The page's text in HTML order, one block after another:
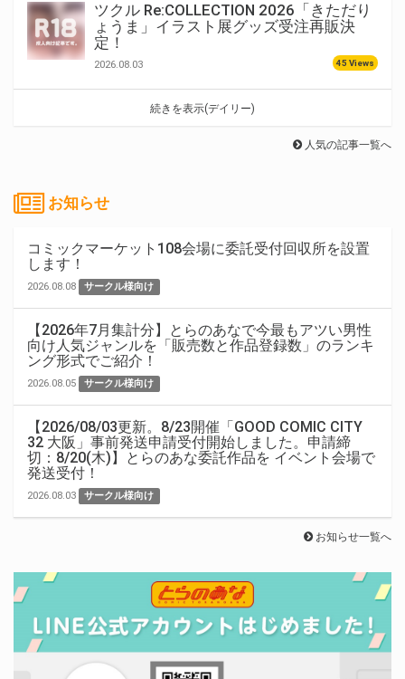
ツクル Re:COLLECTION 2026「きただり
ょうま」イラスト展グッズ受注再販決
定！
2026.08.03 45 Views
続きを表示(デイリー)
人気の記事一覧へ
お知らせ
コミックマーケット108会場に委託受付回収所を設置
します！
2026.08.08 サークル様向け
【2026年7月集計分】とらのあなで今最もアツい男性
向け人気ジャンルを「販売数と作品登録数」のランキ
ング形式でご紹介！
2026.08.05 サークル様向け
【2026/08/03更新。8/23開催「GOOD COMIC CITY
32 大阪」事前発送申請受付開始しました。申請締
切：8/20(木)】とらのあな委託作品を イベント会場で
発送受付！
2026.08.03 サークル様向け
お知らせ一覧へ